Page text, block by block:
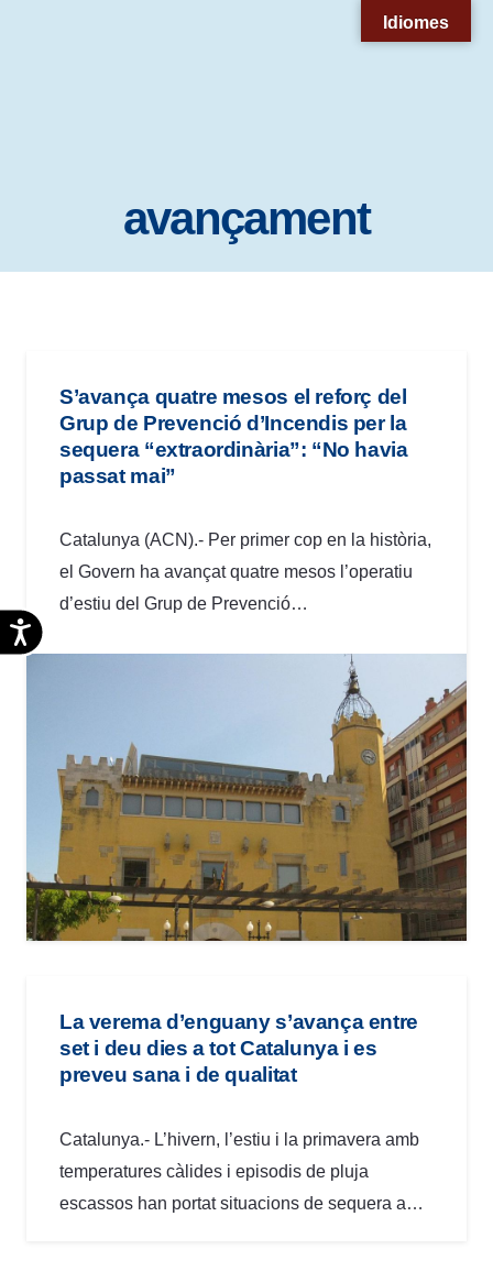
accesibilidad.
Accesibilidad
avançament
S’avança quatre mesos el reforç del
Grup de Prevenció d’Incendis per la
sequera “extraordinària”: “No havia
passat mai”
Catalunya (ACN).- Per primer cop en la història,
el Govern ha avançat quatre mesos l’operatiu
d’estiu del Grup de Prevenció…
La verema d’enguany s’avança entre
set i deu dies a tot Catalunya i es
preveu sana i de qualitat
Catalunya.- L’hivern, l’estiu i la primavera amb
temperatures càlides i episodis de pluja
escassos han portat situacions de sequera a…
Idiomes